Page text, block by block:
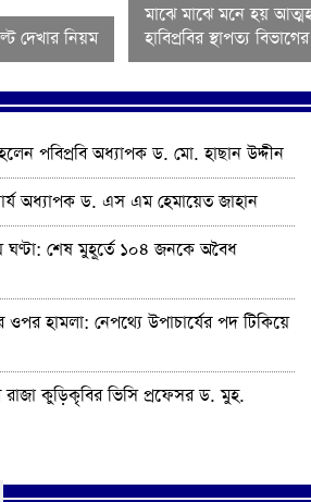
দেখার নিয়ম
মাঝে মাঝে মনে হয়
হাবিপ্রবির স্থাপত্য
হলেন পবিপ্রবি অধ্যাপক ড. মো. হাছান উদ্দীন
অধ্যাপক ড. এস এম হেমায়েত জাহান
ঘণ্টা: শেষ মুহূর্তে ১০৪ জনকে অবৈধ
ওপর হামলা: নেপথ্যে উপাচার্যের পদ টিকিয়ে
রাজা কুড়িকৃবির ভিসি প্রফেসর ড. মুহ.